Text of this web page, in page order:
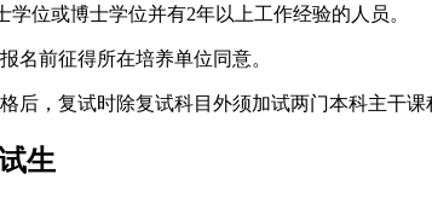
学位或博士学位并有2年以上工作经验的人员。
名前征得所在培养单位同意。
后，复试时除复试科目外须加试两门本科主干
生